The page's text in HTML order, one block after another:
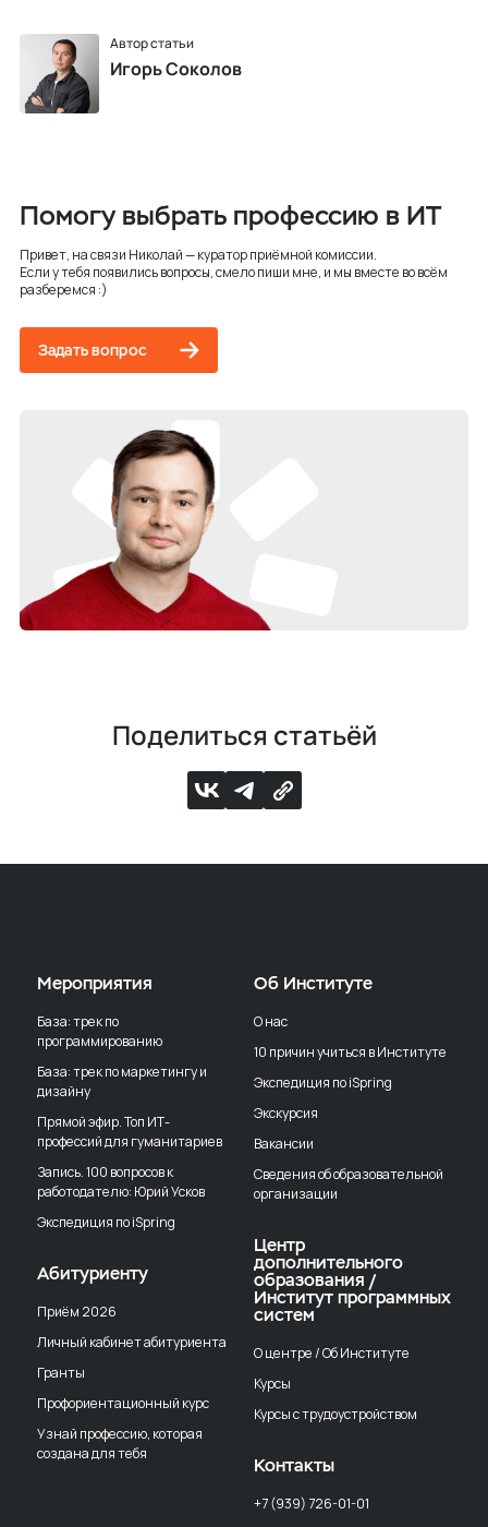
Автор статьи
Игорь Соколов
Помогу выбрать профессию в ИТ
Привет, на связи Николай — куратор приёмной комиссии.
Если у тебя появились вопросы, смело пиши мне, и мы вместе во всём
разберемся :)
Задать вопрос
Поделиться статьёй
Мероприятия
База: трек по
программированию
База: трек по маркетингу и
дизайну
Прямой эфир. Топ ИТ-
профессий для гуманитариев
Запись. 100 вопросов к
работодателю: Юрий Усков
Экспедиция по iSpring
Абитуриенту
Приём 2026
Личный кабинет абитуриента
Гранты
Профориентационный курс
Узнай профессию, которая
создана для тебя
Об Институте
О нас
10 причин учиться в Институте
Экспедиция по iSpring
Экскурсия
Вакансии
Сведения об образовательной
организации
Центр
дополнительного
образования /
Институт программных
систем
О центре / Об Институте
Курсы
Курсы с трудоустройством
Контакты
+7 (939) 726-01-01